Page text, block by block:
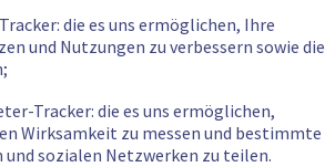
die es uns ermöglichen, Ihre
und Nutzungen zu verbessern sowie die
Tracker: die es uns ermöglichen,
Wirksamkeit zu messen und bestimmte
sozialen Netzwerken zu teilen.